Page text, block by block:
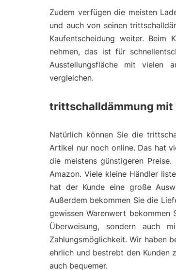
Zudem verfügen die meisten
und auch von seinen
Kaufentscheidung weiter.
nehmen, das ist für
Ausstellungsfläche mit vielen
vergleichen.
trittschalldämmung mit
Natürlich können Sie die
Artikel nur noch online. Das hat
die meistens günstigeren
Amazon. Viele kleine Händler
hat der Kunde eine große
Außerdem bekommen Sie die
gewissen Warenwert
Überweisung, sondern auch
Zahlungsmöglichkeit. Wir haben
ehrlich und bestrebt den Kunden
auch bequemer.